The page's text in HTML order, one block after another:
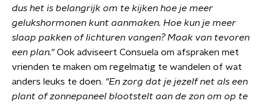
dus het is belangrijk om te kijken hoe je meer
gelukshormonen kunt aanmaken. Hoe kun je meer
slaap pakken of lichturen vangen? Maak van tevoren
een plan."Ook adviseert Consuela om afspraken met
vrienden te maken om regelmatig te wandelen of wat
anders leuks te doen. "En zorg dat je jezelf net als een
plant of zonnepaneel blootstelt aan de zon om op te